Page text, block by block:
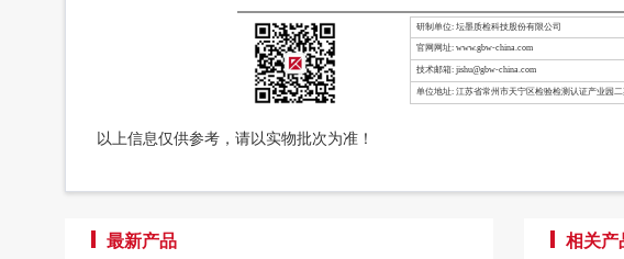
研制单位: 坛墨质检科技股份有限公司
官网网址: www.gbw-china.com
技术邮箱: jishu@gbw-china.com
单位地址: 江苏省常州市天宁区检验检测认证产业园
以上信息仅供参考，请以实物批次为准！
最新产品 相关产